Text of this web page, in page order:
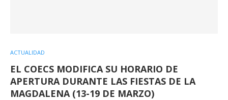
ACTUALIDAD
EL COECS MODIFICA SU HORARIO DE
APERTURA DURANTE LAS FIESTAS DE LA
MAGDALENA (13-19 DE MARZO)